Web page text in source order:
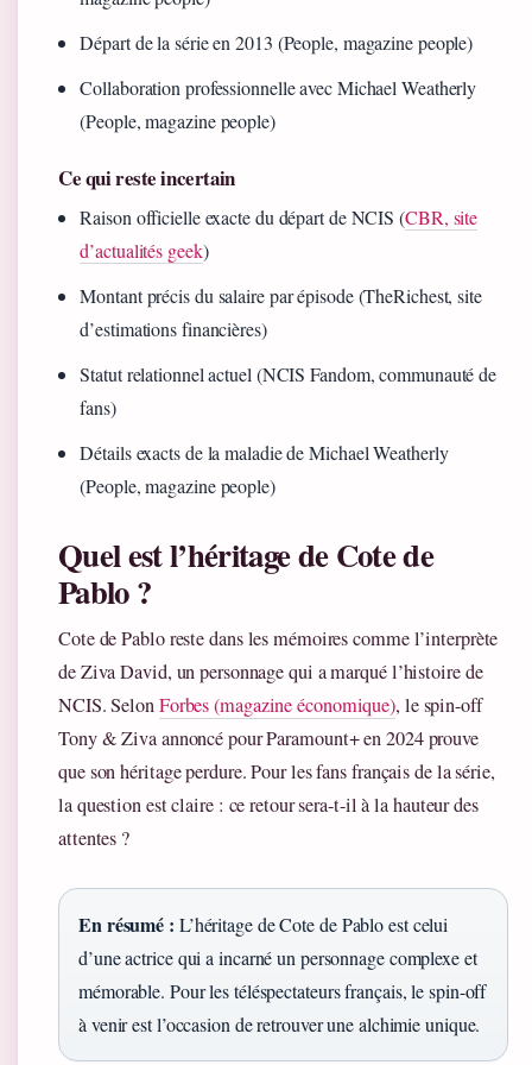
Départ de la série en 2013 (People, magazine people)
Collaboration professionnelle avec Michael Weatherly
(People, magazine people)
Ce qui reste incertain
Raison officielle exacte du départ de NCIS (CBR, site
d’actualités geek)
Montant précis du salaire par épisode (TheRichest, site
d’estimations financières)
Statut relationnel actuel (NCIS Fandom, communauté de
fans)
Détails exacts de la maladie de Michael Weatherly
(People, magazine people)
Quel est l’héritage de Cote de
Pablo ?
Cote de Pablo reste dans les mémoires comme l’interprète
de Ziva David, un personnage qui a marqué l’histoire de
NCIS. SelonForbes (magazine économique), le spin-off
Tony & Ziva annoncé pour Paramount+ en 2024 prouve
que son héritage perdure. Pour les fans français de la série,
la question est claire : ce retour sera-t-il à la hauteur des
attentes ?
En résumé : L’héritage de Cote de Pablo est celui
d’une actrice qui a incarné un personnage complexe et
mémorable. Pour les téléspectateurs français, le spin-off
à venir est l’occasion de retrouver une alchimie unique.